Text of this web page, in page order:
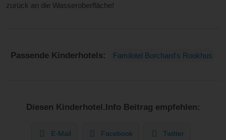
zurück an die Wasseroberfläche!
Passende Kinderhotels: Familotel Borchard's Rookhus
Diesen Kinderhotel.Info Beitrag empfehlen:
E-Mail Facebook Twitter